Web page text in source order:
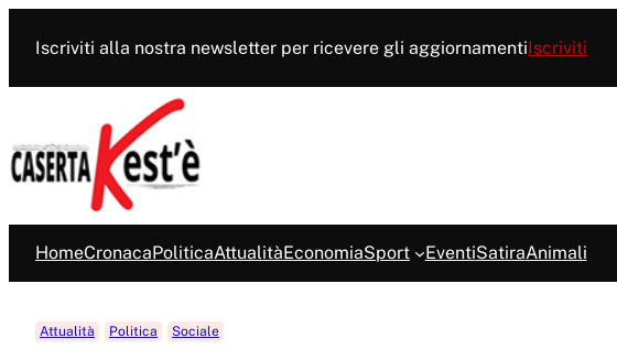
contenuto
Iscriviti alla nostra newsletter per ricevere gli aggiornamentiIscriviti
HomeCronacaPoliticaAttualitàEconomiaSport EventiSatiraAnimali
Attualità Politica Sociale